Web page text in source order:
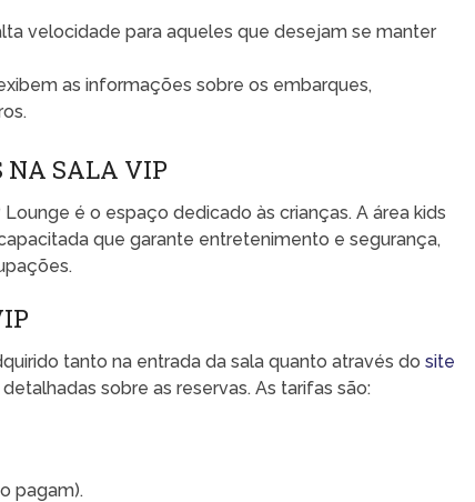
velocidade para aqueles que desejam se manter
as informações sobre os embarques,
NA SALA VIP
é o espaço dedicado às crianças. A área kids
que garante entretenimento e segurança,
tanto na entrada da sala quanto através dosite
sobre as reservas. As tarifas são:
pagam).